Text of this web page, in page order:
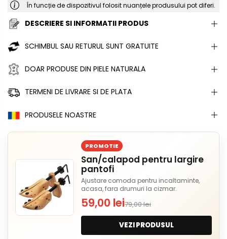
În funcție de dispozitivul folosit nuanțele produsului pot diferi.
DESCRIERE SI INFORMATII PRODUS
SCHIMBUL SAU RETURUL SUNT GRATUITE
DOAR PRODUSE DIN PIELE NATURALA
TERMENI DE LIVRARE SI DE PLATA
PRODUSELE NOASTRE
PROMOTIE
San/calapod pentru largire
pantofi
Ajustare comoda pentru incaltaminte,
acasa, fara drumuri la cizmar.
59,00 lei79,00 lei
VEZI PRODUSUL